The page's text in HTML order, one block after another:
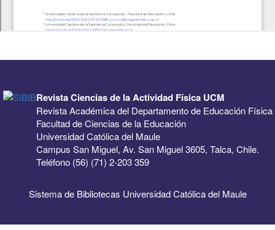
Revista Ciencias de la Actividad Física UCM
Revista Académica del Departamento de Educación Física
Facultad de Ciencias de la Educación
Universidad Católica del Maule
Campus San Miguel, Av. San Miguel 3605, Talca, Chile.
Teléfono (56) (71) 2-203 359
Sistema de Bibliotecas Universidad Católica del Maule